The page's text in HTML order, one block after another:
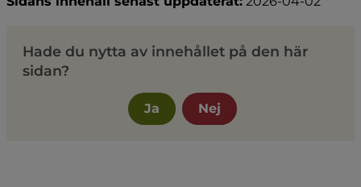
Hade du nytta av innehållet på den här
sidan?
Ja Nej